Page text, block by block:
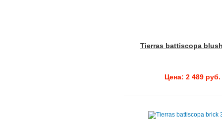
Tierras battiscopa
Цена: 2 489 руб.